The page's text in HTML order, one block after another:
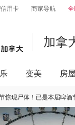
用卡 商家导航
加拿
变美 房
惊现尸体！已是本届啤